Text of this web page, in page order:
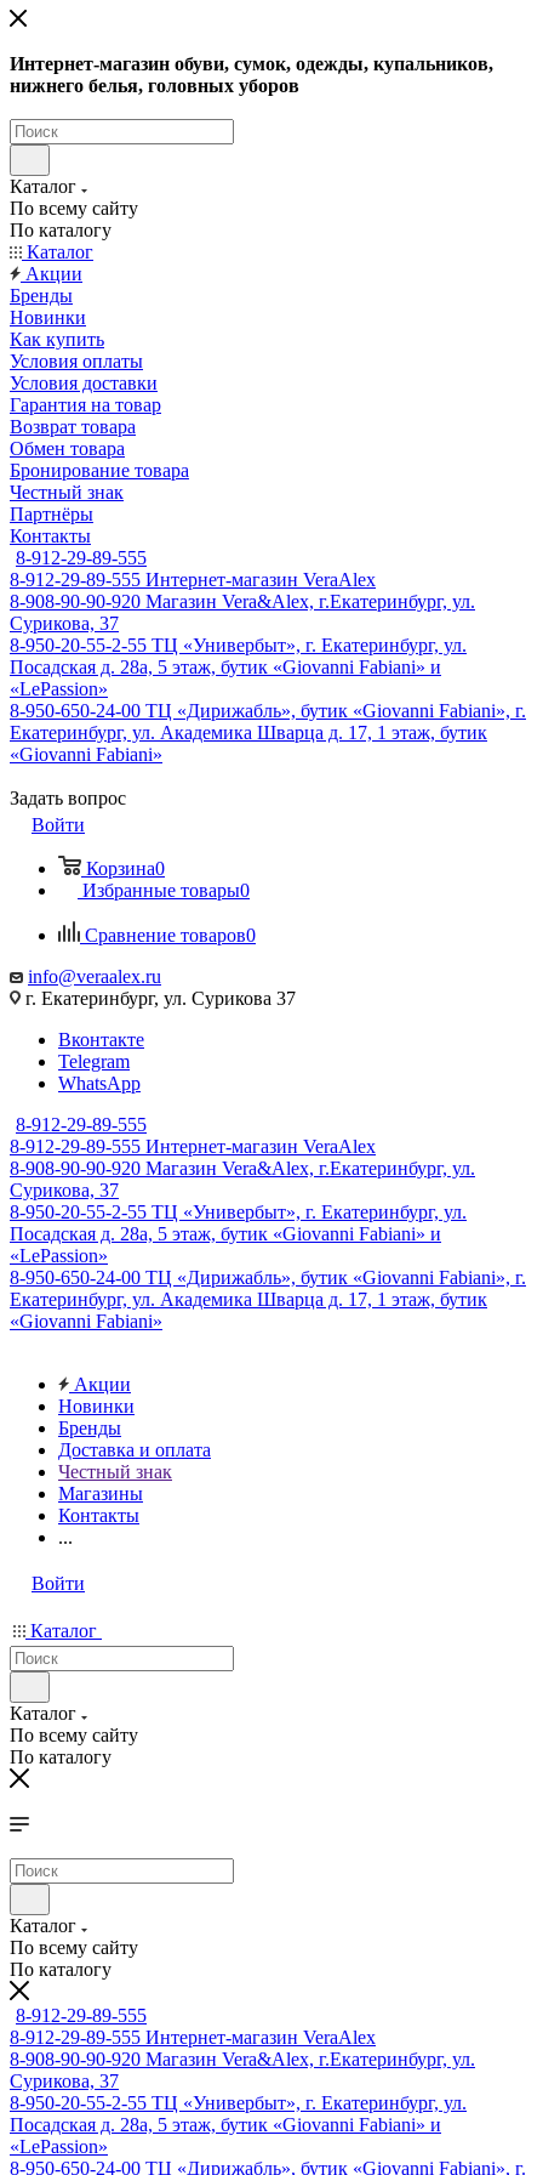
Интернет-магазин обуви, сумок, одежды, купальников,
нижнего белья, головных уборов
Каталог
По всему сайту
По каталогу
Каталог
Акции
Бренды
Новинки
Как купить
Условия оплаты
Условия доставки
Гарантия на товар
Возврат товара
Обмен товара
Бронирование товара
Честный знак
Партнёры
Контакты
8-912-29-89-555
8-912-29-89-555 Интернет-магазин VeraAlex
8-908-90-90-920 Магазин Vera&Alex, г.Екатеринбург, ул.
Сурикова, 37
8-950-20-55-2-55 ТЦ «Универбыт», г. Екатеринбург, ул.
Посадская д. 28а, 5 этаж, бутик «Giovanni Fabiani» и
«LePassion»
8-950-650-24-00 ТЦ «Дирижабль», бутик «Giovanni Fabiani», г.
Екатеринбург, ул. Академика Шварца д. 17, 1 этаж, бутик
«Giovanni Fabiani»
Задать вопрос
Войти
Корзина0
Избранные товары0
Сравнение товаров0
info@veraalex.ru
г. Екатеринбург, ул. Сурикова 37
Вконтакте
Telegram
WhatsApp
8-912-29-89-555
8-912-29-89-555 Интернет-магазин VeraAlex
8-908-90-90-920 Магазин Vera&Alex, г.Екатеринбург, ул.
Сурикова, 37
8-950-20-55-2-55 ТЦ «Универбыт», г. Екатеринбург, ул.
Посадская д. 28а, 5 этаж, бутик «Giovanni Fabiani» и
«LePassion»
8-950-650-24-00 ТЦ «Дирижабль», бутик «Giovanni Fabiani», г.
Екатеринбург, ул. Академика Шварца д. 17, 1 этаж, бутик
«Giovanni Fabiani»
Акции
Новинки
Бренды
Доставка и оплата
Честный знак
Магазины
Контакты
...
Войти
Каталог
Каталог
По всему сайту
По каталогу
Каталог
По всему сайту
По каталогу
8-912-29-89-555
8-912-29-89-555 Интернет-магазин VeraAlex
8-908-90-90-920 Магазин Vera&Alex, г.Екатеринбург, ул.
Сурикова, 37
8-950-20-55-2-55 ТЦ «Универбыт», г. Екатеринбург, ул.
Посадская д. 28а, 5 этаж, бутик «Giovanni Fabiani» и
«LePassion»
8-950-650-24-00 ТЦ «Дирижабль», бутик «Giovanni Fabiani», г.